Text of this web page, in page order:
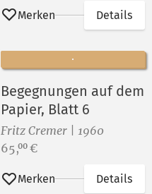
Merken Details
Begegnungen auf dem
Papier, Blatt 6
Fritz Cremer | 1960
Preis:
65,00 €
Merken Details